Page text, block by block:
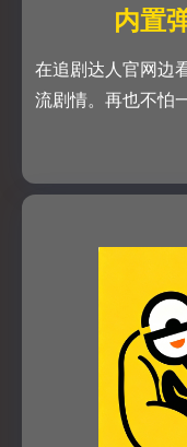
内置
在追剧达人官网边
流剧情。再也不怕